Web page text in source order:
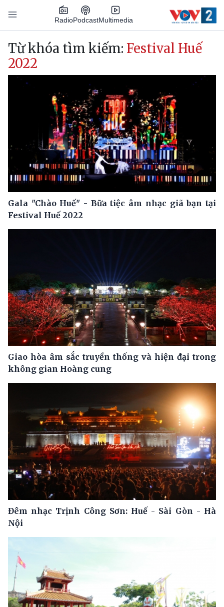
Nhảy đến nội dung
RadioPodcastMultimedia
Main navigation
Từ khóa tìm kiếm: Festival Huế
2022
Gala "Chào Huế" - Bữa tiệc âm nhạc giã bạn tại
Festival Huế 2022
Giao hòa âm sắc truyền thống và hiện đại trong
không gian Hoàng cung
Đêm nhạc Trịnh Công Sơn: Huế - Sài Gòn - Hà
Nội